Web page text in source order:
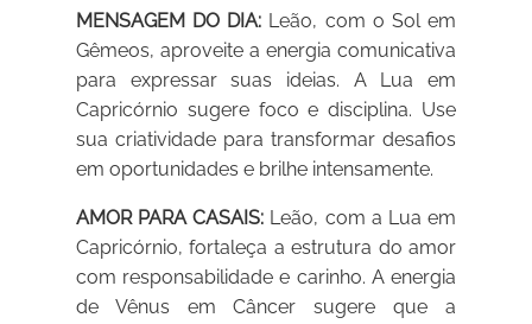
MENSAGEM DO DIA: Leão, com o Sol em
Gêmeos, aproveite a energia comunicativa
para expressar suas ideias. A Lua em
Capricórnio sugere foco e disciplina. Use
sua criatividade para transformar desafios
em oportunidades e brilhe intensamente.
AMOR PARA CASAIS: Leão, com a Lua em
Capricórnio, fortaleça a estrutura do amor
com responsabilidade e carinho. A energia
de Vênus em Câncer sugere que a